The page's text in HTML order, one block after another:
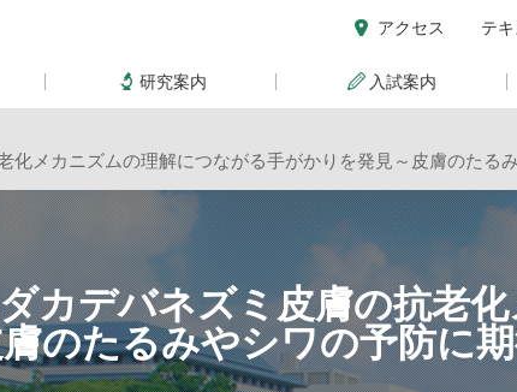
アクセス テ
研究案内 入試案内
化メカニズムの理解につながる手がかりを発見～皮膚のたる
カデバネズミ皮膚の抗老
のたるみやシワの予防に